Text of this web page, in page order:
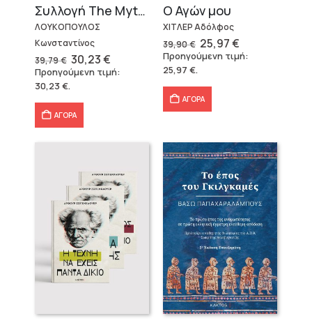
Συλλογή The Mythologist (2 βιβλία)
ΛΟΥΚΟΠΟΥΛΟΣ
Κωνσταντίνος
39,79€ Original
price
was:
39,79 €.
30,23€Η
τρέχουσα
τιμή
Προηγούμενη τιμή:
30,23€.
ΑΓΟΡΑ
Ο Αγών μου
ΧΙΤΛΕΡ Αδόλφος
39,90€ Original
price
was:
25,97€Η
τρέχουσα
τιμή
Προηγούμενη τιμή:
25,97 €.
ΑΓΟΡΑ